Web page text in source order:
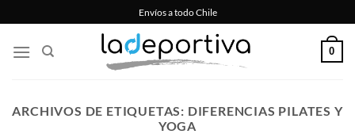
al
contenido
Envíos a todo Chile
0
ARCHIVOS DE ETIQUETAS: DIFERENCIAS PILATES Y
YOGA